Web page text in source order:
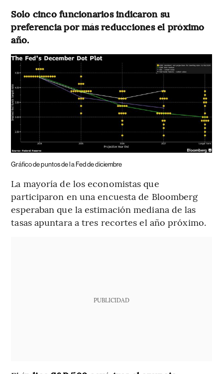
Solo cinco funcionarios indicaron su
preferencia por más reducciones el próximo
año.
Gráfico de puntos de la Fed de diciembre
La mayoría de los economistas que
participaron en una encuesta de Bloomberg
esperaban que la estimación mediana de las
tasas apuntara a tres recortes el año próximo.
PUBLICIDAD